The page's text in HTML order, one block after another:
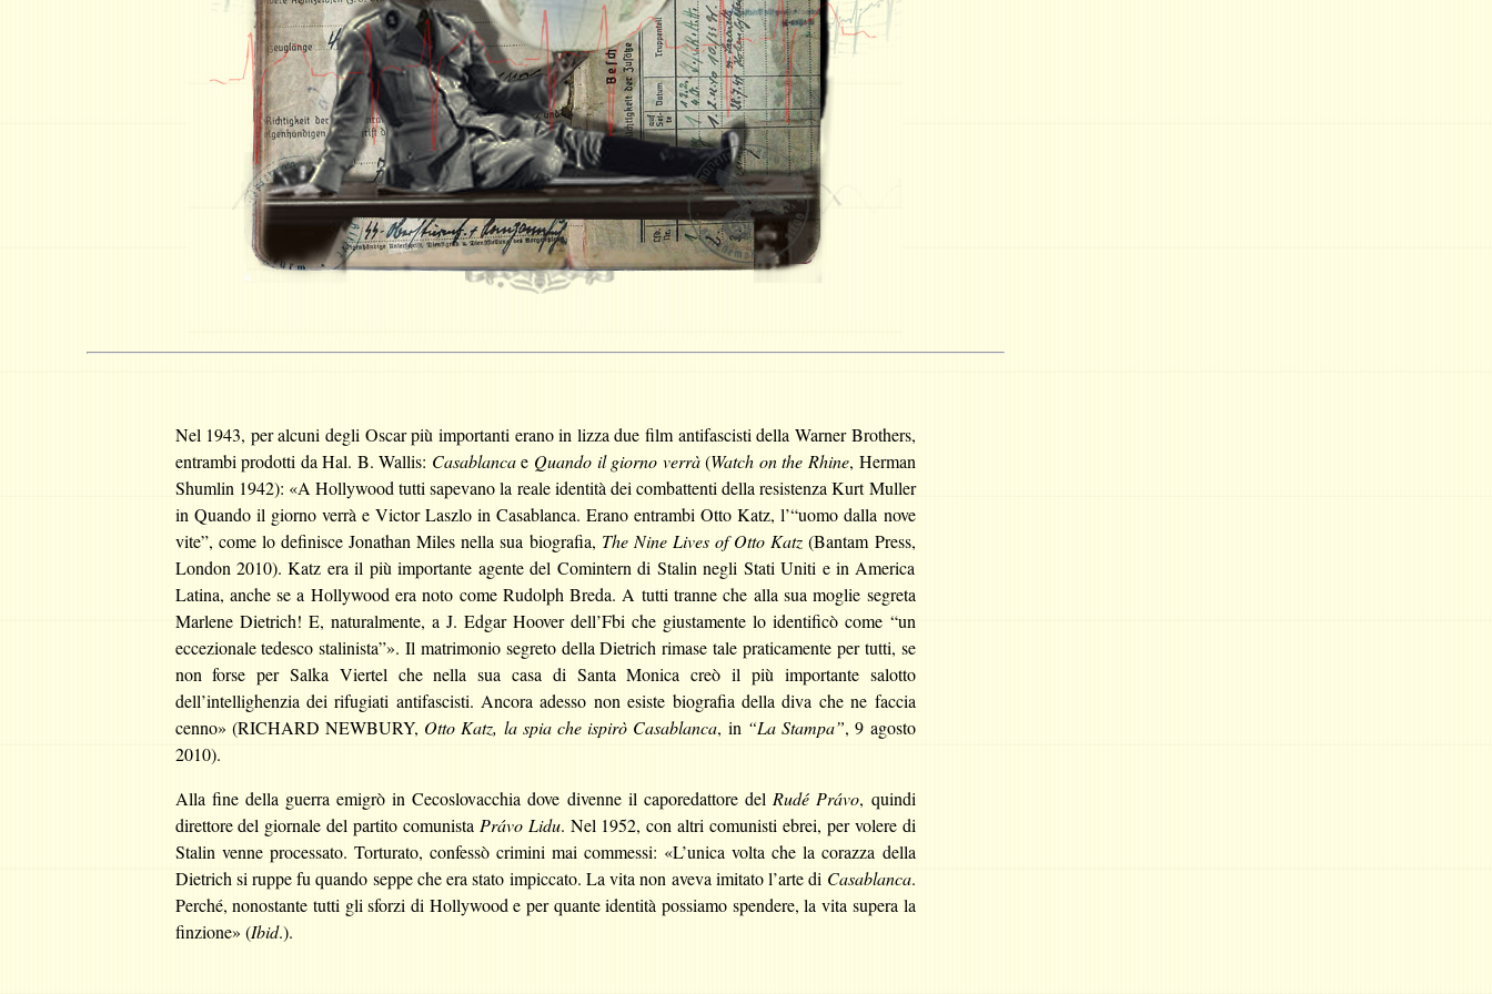
Nel 1943, per alcuni degli Oscar più importanti erano in lizza due film antifascisti della Warner Brothers,
entrambi prodotti da Hal. B. Wallis: Casablancae Quando il giorno verrà(Watch on the Rhine, Herman
Shumlin 1942): «A Hollywood tutti sapevano la reale identità dei combattenti della resistenza Kurt Muller
in Quando il giorno verrà e Victor Laszlo in Casablanca. Erano entrambi Otto Katz, l’“uomo dalla nove
vite”, come lo definisce Jonathan Miles nella sua biografia, The Nine Lives of Otto Katz (Bantam Press,
London 2010). Katz era il più importante agente del Comintern di Stalin negli Stati Uniti e in America
Latina, anche se a Hollywood era noto come Rudolph Breda. A tutti tranne che alla sua moglie segreta
Marlene Dietrich! E, naturalmente, a J. Edgar Hoover dell’Fbi che giustamente lo identificò come “un
eccezionale tedesco stalinista”». Il matrimonio segreto della Dietrich rimase tale praticamente per tutti, se
non forse per Salka Viertel che nella sua casa di Santa Monica creò il più importante salotto
dell’intellighenzia dei rifugiati antifascisti. Ancora adesso non esiste biografia della diva che ne faccia
cenno» (RICHARD NEWBURY, Otto Katz, la spia che ispirò Casablanca, in “La Stampa”, 9 agosto
2010).
Alla fine della guerra emigrò in Cecoslovacchia dove divenne il caporedattore del Rudé Právo, quindi
direttore del giornale del partito comunista Právo Lidu. Nel 1952, con altri comunisti ebrei, per volere di
Stalin venne processato. Torturato, confessò crimini mai commessi: «L’unica volta che la corazza della
Dietrich si ruppe fu quando seppe che era stato impiccato. La vita non aveva imitato l’arte di Casablanca.
Perché, nonostante tutti gli sforzi di Hollywood e per quante identità possiamo spendere, la vita supera la
finzione» (Ibid.).